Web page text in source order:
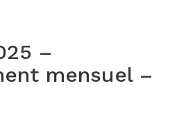
–
mensuel –